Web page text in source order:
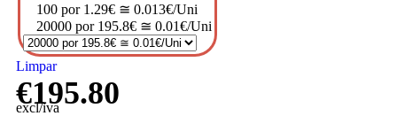
100 por 1.29€ ≅ 0.013€/Uni
20000 por 195.8€ ≅ 0.01€/Uni
Limpar
€195.80
excl/iva